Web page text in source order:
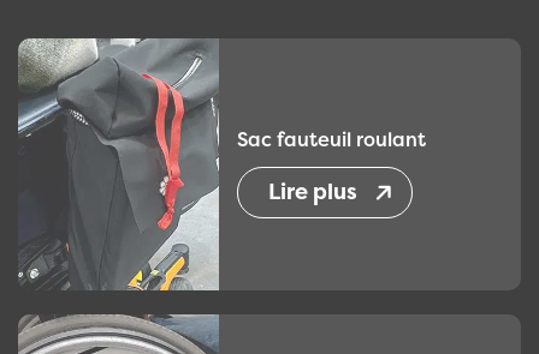
Sac fauteuil roulant
Lire plus